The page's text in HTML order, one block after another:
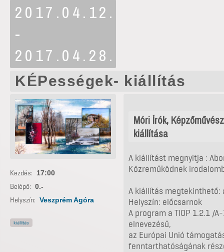
2017.04.12.
-
2017.04.28.
KÉPességek- kiállítás
Móri Írók,
kiállítása
A kiállítást megnyitja :
Közreműködnek
A kiállítás megtekinthető:
Helyszín: előcsarnok
A program a TIOP 1.2.1 /
elnevezésű,
az Európai Unió
fenntarthatóságának
Kezdés: 17:00
Belépő: 0.-
Helyszín: Veszprém Agóra
kiállítás